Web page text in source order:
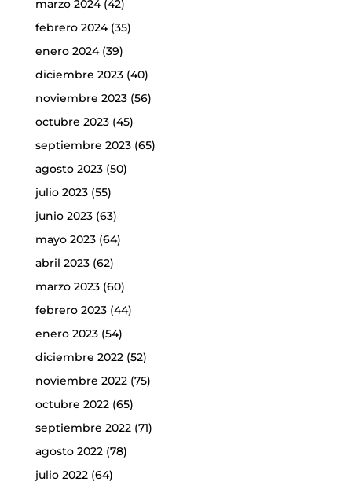
marzo 2024(42)
febrero 2024(35)
enero 2024(39)
diciembre 2023(40)
noviembre 2023(56)
octubre 2023(45)
septiembre 2023(65)
agosto 2023(50)
julio 2023(55)
junio 2023(63)
mayo 2023(64)
abril 2023(62)
marzo 2023(60)
febrero 2023(44)
enero 2023(54)
diciembre 2022(52)
noviembre 2022(75)
octubre 2022(65)
septiembre 2022(71)
agosto 2022(78)
julio 2022(64)